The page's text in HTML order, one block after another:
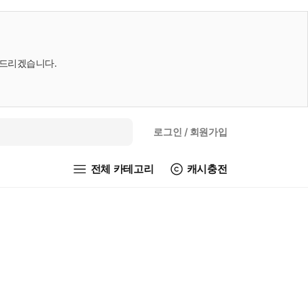
리겠습니다.
로그인 / 회원가입
전체 카테고리 캐시충전